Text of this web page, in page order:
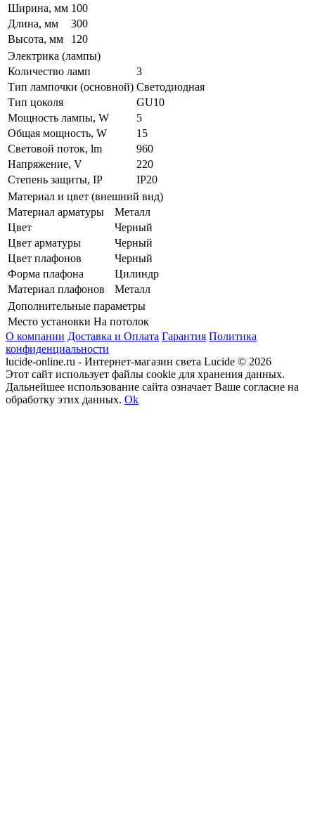
Ширина, мм 100
Длина, мм
300
Высота, мм
120
Электрика (лампы)
Количество ламп
3
Тип лампочки (основной) Светодиодная
Тип цоколя
GU10
Мощность лампы, W
5
Общая мощность, W
15
Световой поток, lm
960
Напряжение, V
220
Степень защиты, IP
IP20
Материал и цвет (внешний вид)
Материал арматуры
Металл
Цвет
Черный
Цвет арматуры
Черный
Цвет плафонов
Черный
Форма плафона
Цилиндр
Материал плафонов
Металл
Дополнительные параметры
Место установки На потолок
О компании Доставка и Оплата Гарантия Политика
конфиденциальности
lucide-online.ru - Интернет-магазин света Lucide © 2026
Этот сайт использует файлы cookie для хранения данных.
Дальнейшее использование сайта означает Ваше согласие на
обработку этих данных. Ok